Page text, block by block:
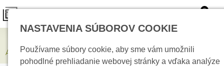
0
AJAX Hub Hybrid 2 White Centrálny ovládací panel
NASTAVENIA SÚBOROV COOKIE
Používame súbory cookie, aby sme vám umožnili
pohodlné prehliadanie webovej stránky a vďaka analýze